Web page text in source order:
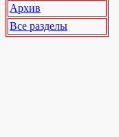
Архив
Все разделы